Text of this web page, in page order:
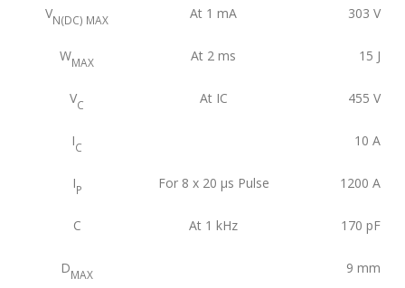
VN(DC) MAX At 1 mA 303 V
WMAX At 2 ms 15 J
VC At IC 455 V
IC 10 A
IP For 8 x 20 μs Pulse 1200 A
C At 1 kHz 170 pF
DMAX 9 mm